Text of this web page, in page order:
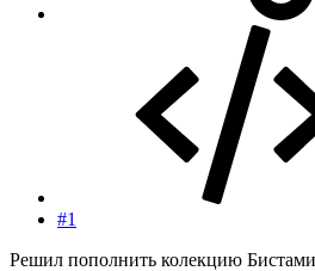
#1
Решил пополнить колекцию